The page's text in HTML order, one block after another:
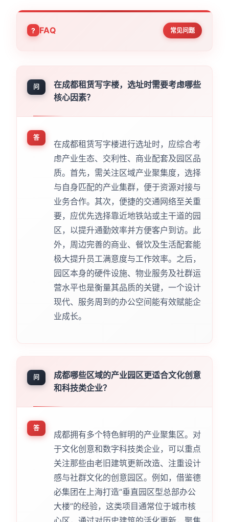
FAQ 常见问题
问
在成都租赁写字楼，选址时需要考虑哪些
核心因素？
答
在成都租赁写字楼进行选址时，应综合考
虑产业生态、交利性、商业配套及园区品
质。首先，需关注区域产业聚集度，选择
与自身匹配的产业集群，便于资源对接与
业务合作。其次，便捷的交通网络至关重
要，应优先选择靠近地铁站或主干道的园
区，以提升通勤效率并方便客户到访。此
外，周边完善的商业、餐饮及生活配套能
极大提升员工满意度与工作效率。之后，
园区本身的硬件设施、物业服务及社群运
营水平也是衡量其品质的关键，一个设计
现代、服务周到的办公空间能有效赋能企
业成长。
问
成都哪些区域的产业园区更适合文化创意
和科技类企业？
答
成都拥有多个特色鲜明的产业聚集区。对
于文化创意和数字科技类企业，可以重点
关注那些由老旧建筑更新改造、注重设计
感与社群文化的创意园区。例如，借鉴德
必集团在上海打造“垂直园区型总部办公
大楼”的经验，这类项目通常位于城市核